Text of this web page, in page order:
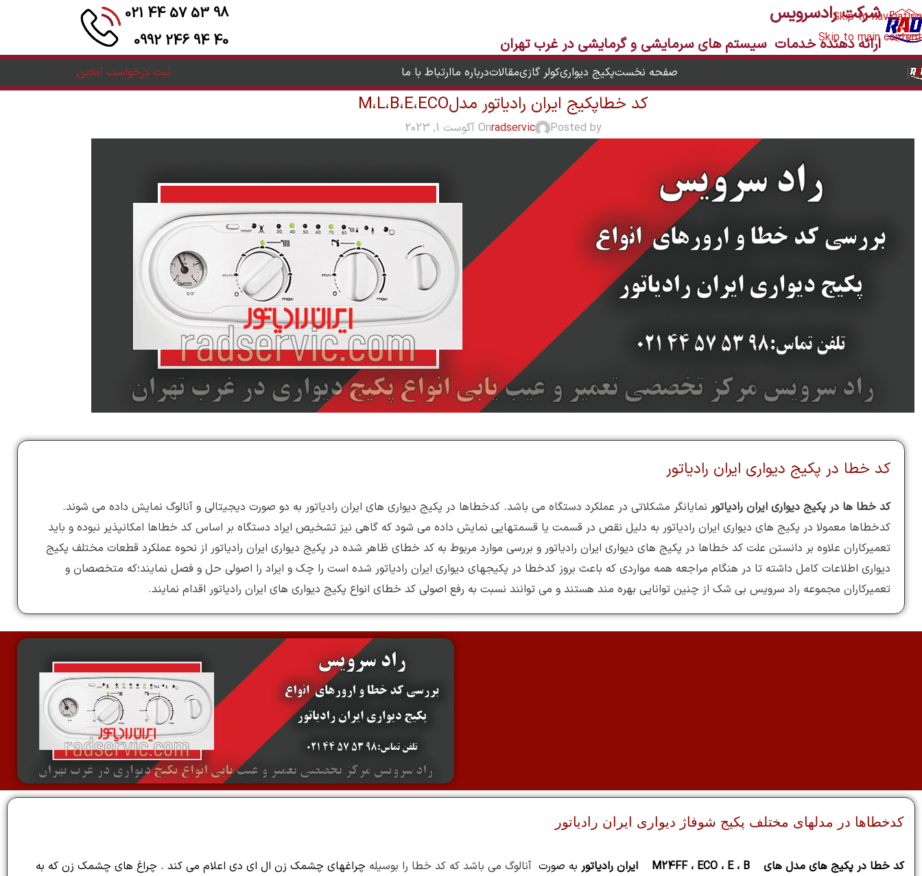
Skip to navigation
Skip to main content
شرکت رادسرویس
ارائه دهندهخدمات سیستم های سرمایشی و گرمایشی در غرب تهران
98 53 57 44 021
40 94 246 0992
صفحه نخستپکیج دیواریکولر گازیمقالاتدرباره ماارتباط با ما ثبت درخواست آنلاین
کد خطاپکیج ایران رادیاتور مدلM،L،B،E،ECO
Posted by
radservicOn آگوست 1, 2023
کد خطا در پکیج دیواری ایران رادیاتور
کد خطا ها در پکیج دیواری ایران رادیاتور نمایانگر مشکلاتی در عملکرد دستگاه می باشد. کدخطاها در پکیج دیواری های ایران رادیاتور به دو صورت دیجیتالی و آنالوگ نمایش داده می شوند.
کدخطاها معمولا در پکیج های دیواری ایران رادیاتور به دلیل نقص در قسمت یا قسمتهایی نمایش داده می شود که گاهی نیز تشخیص ایراد دستگاه بر اساس کد خطاها امکانپذیر نبوده و باید
تعمیرکاران علاوه بر دانستن علت کد خطاها در پکیج های دیواری ایران رادیاتور و بررسی موارد مربوط به کد خطای ظاهر شده در پکیج دیواری ایران رادیاتور از نحوه عملکرد قطعات مختلف پکیج
دیواری اطلاعات کامل داشته تا در هنگام مراجعه همه مواردی که باعث بروز کدخطا در پکیجهای دیواری ایران رادیاتور شده است را چک و ایراد را اصولی حل و فصل نمایند؛که متخصصان و
تعمیرکاران مجموعه راد سرویس بی شک از چنین توانایی بهره مند هستند و می توانند نسبت به رفع اصولی کد خطای انواع پکیج دیواری های ایران رادیاتور اقدام نمایند.
کدخطاها در مدلهای مختلف پکیج شوفاژ دیواری ایران رادیاتور
کد خطا در پکیج های مدل های M24FF ، ECO ، E ، B ایران رادیاتور به صورت آنالوگ می باشد که کد خطا را بوسیله چراغهای چشمک زن ال ای دی اعلام می کند . چراغ های چشمک زن که به